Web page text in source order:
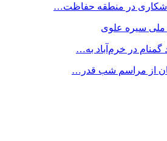
شکاری در منطقه حفاظت…
ملی سیره علوی
در خرم‌آباد به…
از مراسم شب قدر…